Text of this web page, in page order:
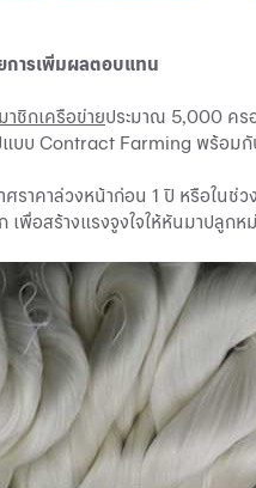
การเพิ่มผลตอบแทน
ชิกเครือข่ายประมาณ 5,000 คร
แบบ Contract Farming พร้อม
ศราคาล่วงหน้าก่อน 1 ปี หรือใน
เพื่อสร้างแรงจูงใจให้หันมาปลู